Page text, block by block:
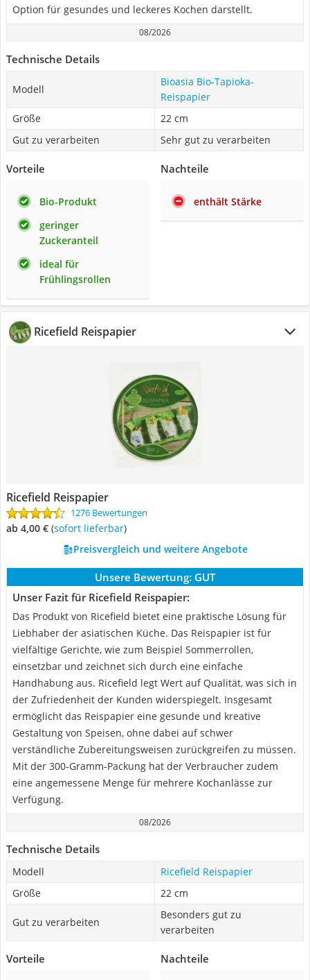
Option für gesundes und leckeres Kochen darstellt.
08/2026
Technische Details
Modell
Bioasia ‎Bio-Tapioka-
Reispapier
Größe
22 cm
Gut zu verarbeiten
Sehr gut zu verarbeiten
Vorteile
Bio-Produkt
geringer
Zuckeranteil
ideal für
Frühlingsrollen
Nachteile
enthält Stärke
Ricefield Reispapier
Ricefield Reispapier
1276 Bewertungen
ab 4,00 € ( Sofort lieferbar)
Preisvergleich und weitere Angebote
Unsere Bewertung: GUT
Unser Fazit für Ricefield Reispapier:
Das Produkt von Ricefield bietet eine praktische Lösung für
Liebhaber der asiatischen Küche. Das Reispapier ist für
vielfältige Gerichte, wie zum Beispiel Sommerrollen,
einsetzbar und zeichnet sich durch eine einfache
Handhabung aus. Ricefield legt Wert auf Qualität, was sich in
der Zufriedenheit der Kunden widerspiegelt. Insgesamt
ermöglicht das Reispapier eine gesunde und kreative
Gestaltung von Speisen, ohne dabei auf schwer
verständliche Zubereitungsweisen zurückgreifen zu müssen.
Mit der 300-Gramm-Packung hat der Verbraucher zudem
eine angemessene Menge für mehrere Kochanlässe zur
Verfügung.
08/2026
Technische Details
Modell
Ricefield Reispapier
Größe
22 cm
Gut zu verarbeiten
Besonders gut zu
verarbeiten
Vorteile Nachteile